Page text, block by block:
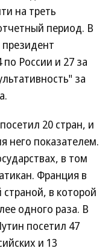
на треть
период. В
России и 27 за
за
20 стран, и
него показателем.
в том
Франция в
в которой
одного раза. В
посетил 47
и 13